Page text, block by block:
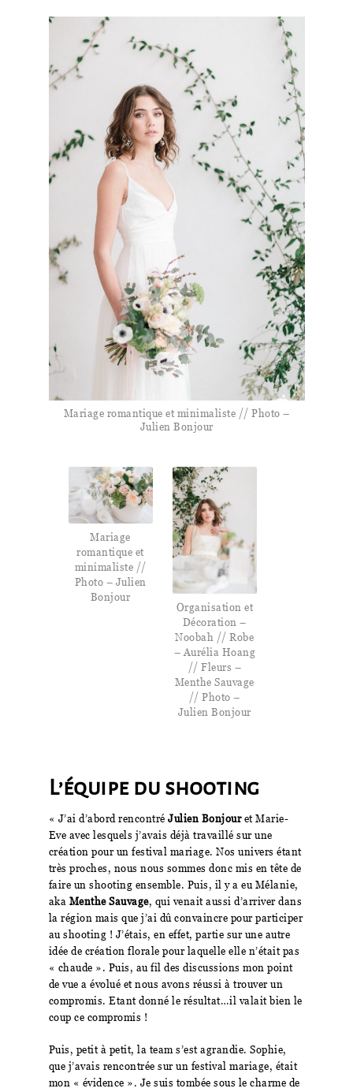
Mariage romantique et minimaliste // Photo –
Julien Bonjour
Mariage
romantique et
minimaliste //
Photo – Julien
Bonjour
Organisation et
Décoration –
Noobah // Robe
– Aurélia Hoang
// Fleurs –
Menthe Sauvage
// Photo –
Julien Bonjour
L’équipe du shooting
« J’ai d’abord rencontré Julien Bonjouret Marie-
Eve avec lesquels j’avais déjà travaillé sur une
création pour un festival mariage. Nos univers étant
très proches, nous nous sommes donc mis en tête de
faire un shooting ensemble. Puis, il y a eu Mélanie,
aka Menthe Sauvage, qui venait aussi d’arriver dans
la région mais que j’ai dû convaincre pour participer
au shooting ! J’étais, en effet, partie sur une autre
idée de création florale pour laquelle elle n’était pas
« chaude ». Puis, au fil des discussions mon point
de vue a évolué et nous avons réussi à trouver un
compromis. Etant donné le résultat…il valait bien le
coup ce compromis !
Puis, petit à petit, la team s’est agrandie. Sophie,
que j’avais rencontrée sur un festival mariage, était
mon « évidence ». Je suis tombée sous le charme de